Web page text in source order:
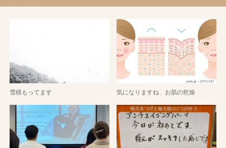
雪積もってます 気になりますね、お肌の乾燥